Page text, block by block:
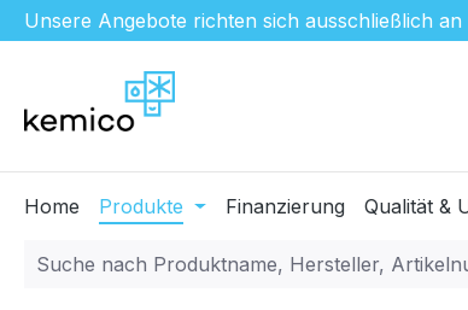
Unsere Angebote richten sich ausschließlich
Hauptinhalt springen
Zur Suche springen
Zur Hauptnavigation springen
Home Produkte Finanzierung Qualität &